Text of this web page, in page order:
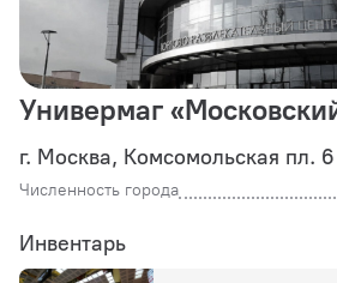
Инвентарь
Универмаг
г. Москва, Комсомольская пл. 6
Численность города